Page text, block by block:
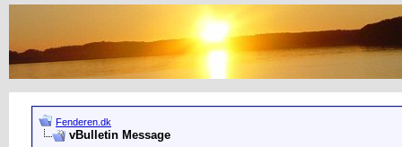
Fenderen.dk
vBulletin Message